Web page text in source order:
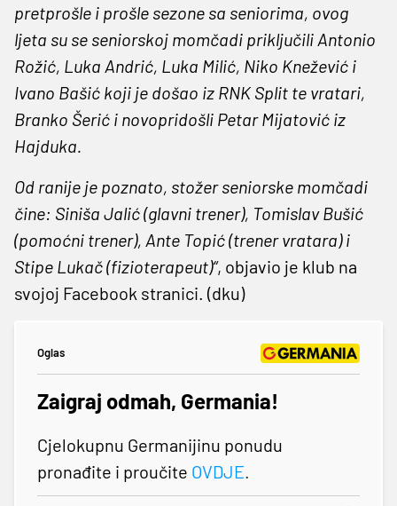
pretprošle i prošle sezone sa seniorima, ovog
ljeta su se seniorskoj momčadi priključili Antonio
Rožić, Luka Andrić, Luka Milić, Niko Knežević i
Ivano Bašić koji je došao iz RNK Split te vratari,
Branko Šerić i novopridošli Petar Mijatović iz
Hajduka.
Od ranije je poznato, stožer seniorske momčadi
čine: Siniša Jalić (glavni trener), Tomislav Bušić
(pomoćni trener), Ante Topić (trener vratara) i
Stipe Lukač (fizioterapeut)“, objavio je klub na
svojoj Facebook stranici. (dku)
Oglas
Zaigraj odmah, Germania!
Cjelokupnu Germanijinu ponudu
pronađite i proučite OVDJE.